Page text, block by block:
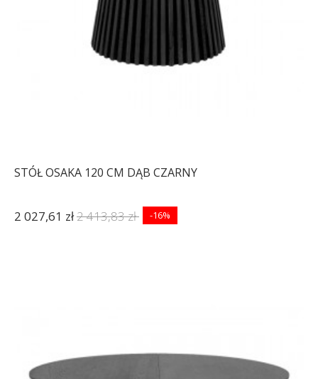
STÓŁ OSAKA 120 CM DĄB CZARNY
2 027,61 zł2 413,83 zł -16%